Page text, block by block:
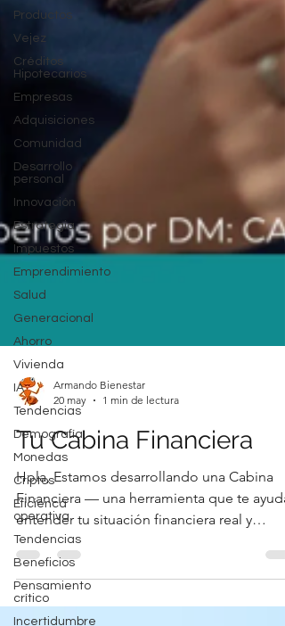
Productos
Vejez
Créditos
Hipotecarios
Empresas
Adquisiciones
Comunidad
Desarrollo
personal
Innovación
Estrategia
Impuestos
Emprendimiento
Salud
Generacional
Ahorro
Vivienda
IA
Tendencias
Demografía
Monedas
Criptos
Eficienca
operativa
Tendencias
Beneficios
Pensamiento
crítico
Incertidumbre
20 may
1 min de lectura
Tu Cabina Financiera
Hola, Estamos desarrollando una Cabina
Financiera — una herramienta que te ayuda
entender tu situación financiera real y
orientarte a mejorarla, paso a paso y sin
lenguaje complicado. Antes de abrirla al
mundo, buscamos personas honestas que